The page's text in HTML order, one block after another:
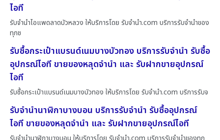
ไอที
รับจำนำไอแพดลาดบัวหลวง ให้บริการโดย รับจํานํา.com บริการรับจำนำของ
ทุกช
รับซื้อกระเป๋าแบรนด์เนมบางบัวทอง บริการรับจำนำ รับซื้อ
อุปกรณ์ไอที ขายของหลุดจำนำ และ รับฝากขายอุปกรณ์
ไอที
รับซื้อกระเป๋าแบรนด์เนมบางบัวทอง ให้บริการโดย รับจํานํา.com บริการรับจ
รับจำนำนาฬิกาบางบอน บริการรับจำนำ รับซื้ออุปกรณ์
ไอที ขายของหลุดจำนำ และ รับฝากขายอุปกรณ์ไอที